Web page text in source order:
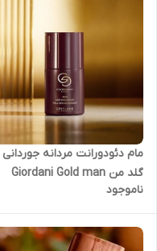
مام دئودورانت مردانه جوردانی
گلد من Giordani Gold man
ناموجود